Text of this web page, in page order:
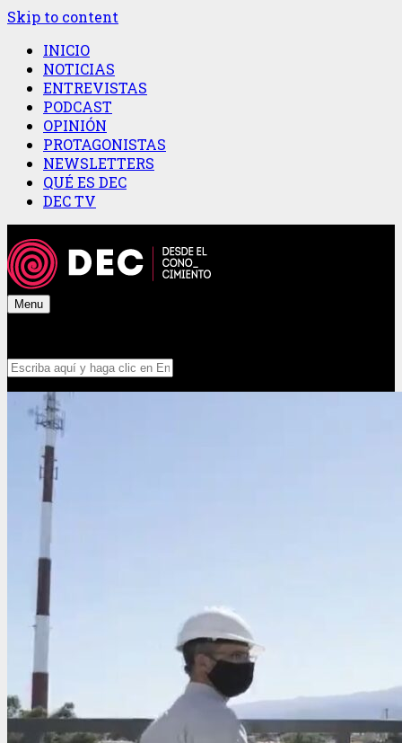
Skip to content
INICIO
NOTICIAS
ENTREVISTAS
PODCAST
OPINIÓN
PROTAGONISTAS
NEWSLETTERS
QUÉ ES DEC
DEC TV
Menu